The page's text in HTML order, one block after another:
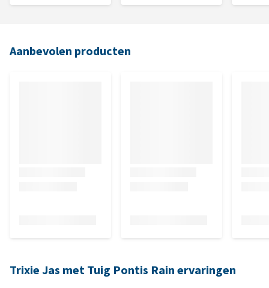
Aanbevolen producten
Trixie Jas met Tuig Pontis Rain ervaringen